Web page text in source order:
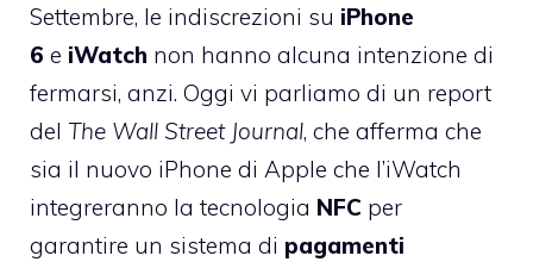
Settembre, le indiscrezioni su iPhone
6 e iWatch non hanno alcuna intenzione di
fermarsi, anzi. Oggi vi parliamo di un report
del The Wall Street Journal, che afferma che
sia il nuovo iPhone di Apple che l’iWatch
integreranno la tecnologia NFC per
garantire un sistema di pagamenti